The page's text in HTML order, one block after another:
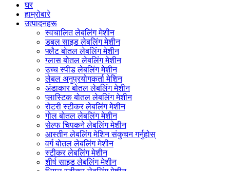
घर
हाम्रोबारे
उत्पादनहरू
स्वचालित लेबलिंग मेशीन
डबल साइड लेबलिंग मेशीन
फ्लैट बोतल लेबलिंग मेशीन
ग्लास बोतल लेबलिंग मेशीन
उच्च स्पीड लेबलिंग मेशीन
लेबल अनुप्रयोगकर्ता मेशिन
अंडाकार बोतल लेबलिंग मेशीन
प्लास्टिक बोतल लेबलिंग मेशीन
रोटरी स्टीकर लेबलिंग मेशीन
गोल बोतल लेबलिंग मेशीन
सेल्फ चिपकने लेबलिंग मेशीन
आस्तीन लेबलिंग मेशिन संकुचन गर्नुहोस्
वर्ग बोतल लेबलिंग मेशीन
स्टीकर लेबलिंग मेशीन
शीर्ष साइड लेबलिंग मेशीन